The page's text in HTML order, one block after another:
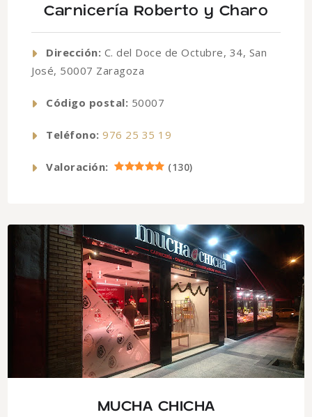
Carnicería Roberto y Charo
Dirección: C. del Doce de Octubre, 34, San
José, 50007 Zaragoza
Código postal: 50007
Teléfono: 976 25 35 19
Valoración: (130)
MUCHA CHICHA